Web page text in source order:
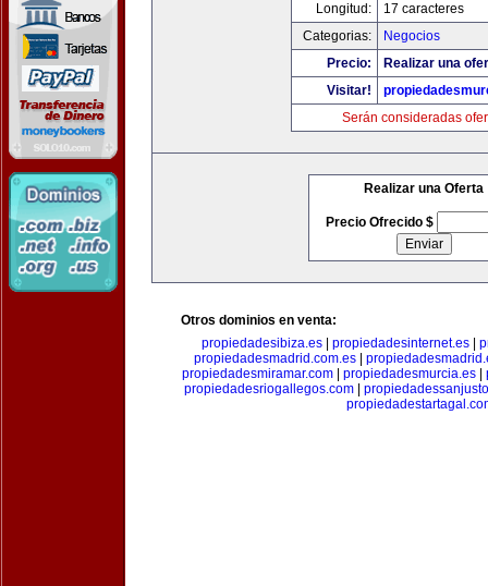
Longitud:
17 caracteres
Categorias:
Negocios
Precio:
Realizar una
Visitar!
Serán consideradas
Realizar una Oferta
Precio Ofrecido $
Otros dominios en venta:
propiedadesibiza.es
propiedadesinternet.es
propiedadesmadrid.com.es
propiedadesmiramar.com
propiedadesmurcia.es
propiedadesriogallegos.com|